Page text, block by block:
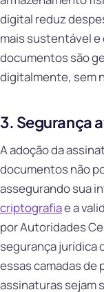
digital reduz
mais sustentável
documentos são
digitalmente, sem
3. Segurança
A adoção da
documentos não
assegurando sua
criptografiae a
por Autoridades
segurança jurídica
essas camadas de
assinaturas sejam